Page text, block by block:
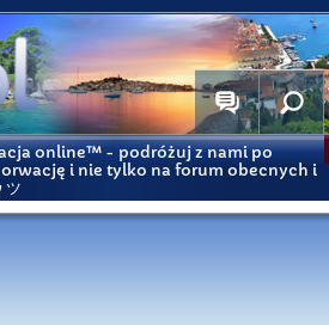
online™ - podróżuj z nami po
i nie tylko na forum obecnych i